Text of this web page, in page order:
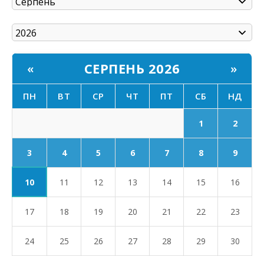
« СЕРПЕНЬ 2026 »
ПН ВТ СР ЧТ ПТ СБ НД
1 2
3 4 5 6 7 8 9
10 11 12 13 14 15 16
17 18 19 20 21 22 23
24 25 26 27 28 29 30